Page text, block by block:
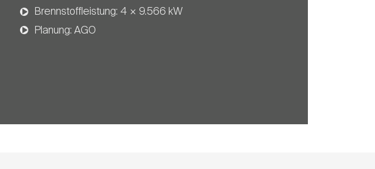
Brennstoffleistung: 4 × 9.566 kW
Planung: AGO